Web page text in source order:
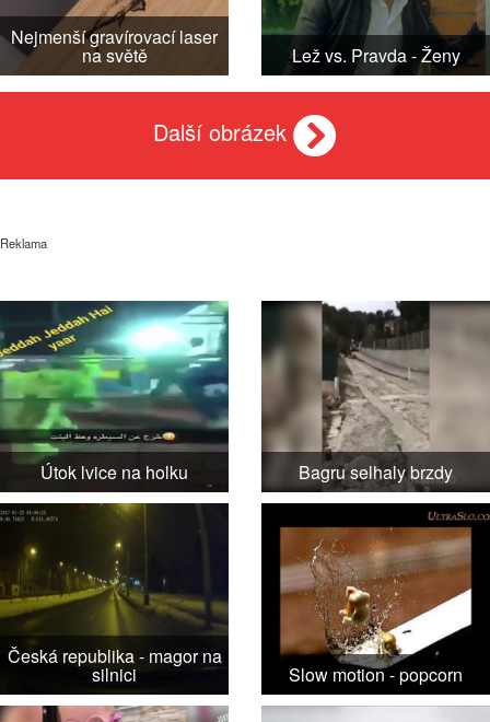
Nejmenší gravírovací laser
na světě Lež vs. Pravda - Ženy
Další obrázek
Reklama
Útok lvice na holku Bagru selhaly brzdy
Česká republika - magor na
silnici Slow motion - popcorn